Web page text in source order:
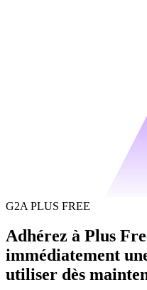
G2A PLUS FREE
Adhérez à Plus
immédiatement
utiliser dès